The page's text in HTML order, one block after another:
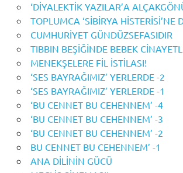
‘DİYALEKTİK YAZILAR’A
TOPLUMCA ‘SİBİRYA HİSTERİSİ’NE
CUMHURİYET GÜNDÜZSEFASIDIR
TIBBIN BEŞİĞİNDE BEBEK
MENEKŞELERE FİL İSTİLASI!
‘SES BAYRAĞIMIZ’ YERLERDE -2
‘SES BAYRAĞIMIZ’ YERLERDE -1
‘BU CENNET BU CEHENNEM’ -4
‘BU CENNET BU CEHENNEM’ -3
‘BU CENNET BU CEHENNEM’ -2
BU CENNET BU CEHENNEM’ -1
ANA DİLİNİN GÜCÜ